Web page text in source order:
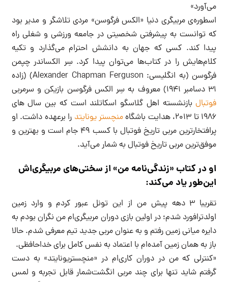
می‌آورد»
اسطوره‌ی مربیگری دنیا «الکس فرگوسن» مردی تلاشگر و مدیر بود
که توانست به پیشرفتی شخصیتی در جامعه ورزشی و شغلی راه
پیدا کند. کسی که جهان به دانشش احترام می‌گذارد و تکیه
کلام‌هایش را در کتاب‌ها می‌توان پیدا کرد. سِر الکساندر چپمن
فرگوسن (به انگلیسی: Alexander Chapman Ferguson) (زاده
۳۱ دسامبر ۱۹۴۱) معروف به سِر الکس فرگوسن بازیکن و سرمربی
فوتبالبازنشسته اهل گلاسگو اسکاتلند است که بین سال های
۱۹۸۶ تا ۲۰۱۳، هدایت باشگاه
منچستر یونایتد را برعهده داشت. او
پرافتخارترین مربی تاریخ فوتبال با کسب ۴٩ جام است و بهترین و
موفق‌ترین مربی تاریخ فوتبال به شمار می‌آید.
او در کتاب «زندگی‌نامه من» از سختی‌های مربیگری‌اش
این‌طور یاد می‌کند:
تقریبا ۳ دهه پیش من از این تونل عبور کردم و وارد زمین
اولدترافورد شدم؛ در اولین بازی دوران مربیگری‌ام من نگران بودم به
دایره میانی زمین رفتم و به عنوان مربی جدید تیم معرفی شدم. حالا
باز به همان زمین آمده‌ام با اعتماد به نفس کامل برای خداحافظی.
«کنترلی که من در دوران کاری‌ام در «منچستریونایتد» به دست
گرفتم شاید تنها برای چند مربی انگشت‌شمار قابل تجربه و لمس